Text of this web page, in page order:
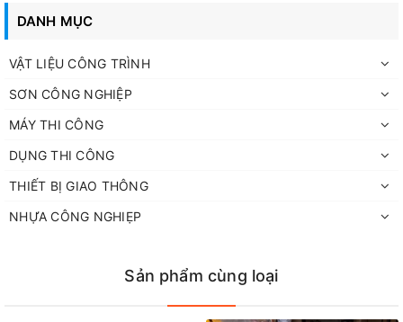
DANH MỤC
VẬT LIỆU CÔNG TRÌNH
SƠN CÔNG NGHIỆP
MÁY THI CÔNG
DỤNG THI CÔNG
THIẾT BỊ GIAO THÔNG
NHỰA CÔNG NGHIẸP
Sản phẩm cùng loại